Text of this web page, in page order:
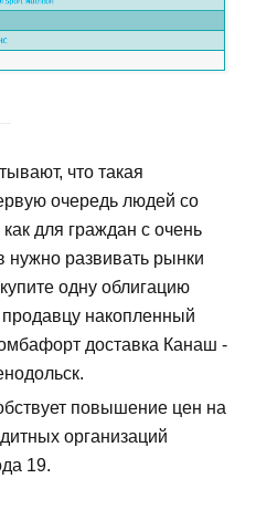
что такая
очередь людей со
для граждан с очень
нужно развивать рынки
одну облигацию
накопленный
доставка Канаш -
повышение цен на
организаций
19.